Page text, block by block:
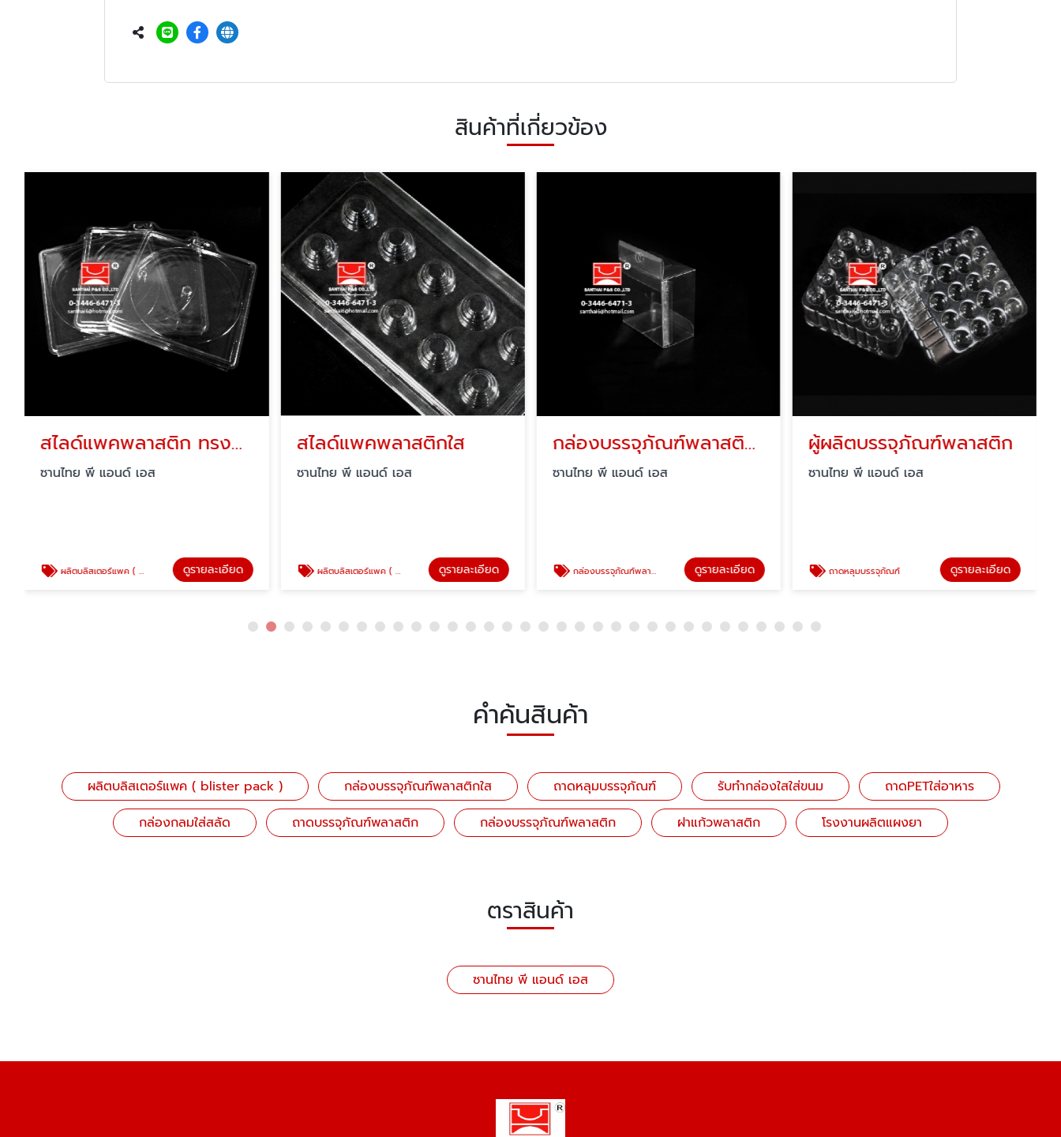
สินค้าที่เกี่ยวข้อง
สไลด์แพคพลาสติก ทรงกลม
ซานไทย พี แอนด์ เอส
ผลิตบลิสเตอร์แพค ( blister pack ) ดูรายละเอียด
สไลด์แพคพลาสติกใส
ซานไทย พี แอนด์ เอส
ผลิตบลิสเตอร์แพค ( blister pack ) ดูรายละเอียด
กล่องบรรจุภัณฑ์พลาสติกใส
ซานไทย พี แอนด์ เอส
กล่องบรรจุภัณฑ์พลาสติกใส ดูรายละเอียด
ผู้ผลิตบรรจุภัณฑ์พลาสติก
ซานไทย พี แอนด์ เอส
ถาดหลุมบรรจุภัณฑ์ ดูรายละเอียด
คำค้นสินค้า
ผลิตบลิสเตอร์แพค ( blister pack ) กล่องบรรจุภัณฑ์พลาสติกใส ถาดหลุมบรรจุภัณฑ์ รับทำกล่องใสใส่ขนม
ถาดPETใส่อาหาร
กล่องกลมใส่สลัด
ถาดบรรจุภัณฑ์พลาสติก กล่องบรรจุภัณฑ์พลาสติก ฝาแก้วพลาสติก โรงงานผลิตแผงยา
ตราสินค้า
ซานไทย พี แอนด์ เอส